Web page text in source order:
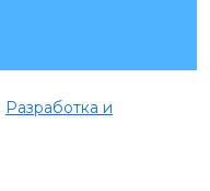
Разработка и